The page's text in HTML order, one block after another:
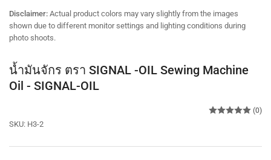
Disclaimer: Actual product colors may vary slightly from the images
shown due to different monitor settings and lighting conditions during
photo shoots.
น้ำมันจักร ตรา SIGNAL -OIL Sewing Machine
Oil - SIGNAL-OIL
SKU: H3-2
(0)